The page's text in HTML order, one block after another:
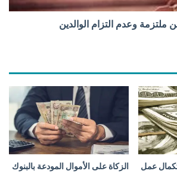
ملتزمة وعدم التزام الوالدين
عمل
الزكاة على الأموال المودعة بالبنوك